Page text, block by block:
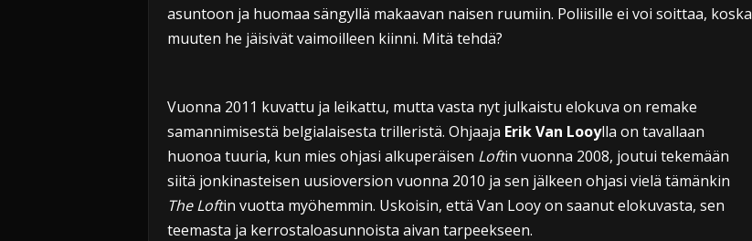
asuntoon ja huomaa sängyllä makaavan naisen ruumiin. Poliisille ei voi soittaa, koska
muuten he jäisivät vaimoilleen kiinni. Mitä tehdä?
Vuonna 2011 kuvattu ja leikattu, mutta vasta nyt julkaistu elokuva on remake
samannimisestä belgialaisesta trilleristä. Ohjaaja Erik Van Looylla on tavallaan
huonoa tuuria, kun mies ohjasi alkuperäisen Loftin vuonna 2008, joutui tekemään
siitä jonkinasteisen uusioversion vuonna 2010 ja sen jälkeen ohjasi vielä tämänkin
The Loftin vuotta myöhemmin. Uskoisin, että Van Looy on saanut elokuvasta, sen
teemasta ja kerrostaloasunnoista aivan tarpeekseen.